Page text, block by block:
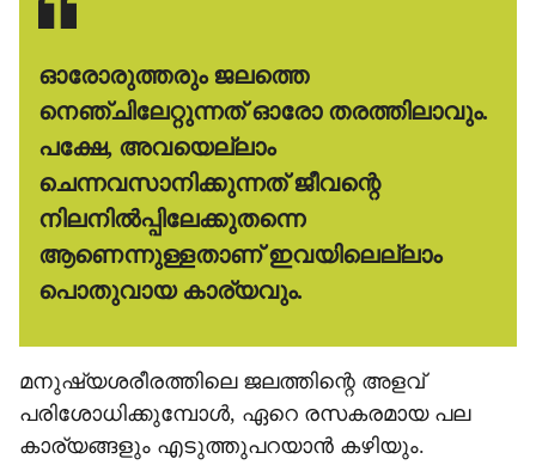
ഓരോരുത്തരും ജലത്തെ
നെഞ്ചിലേറ്റുന്നത് ഓരോ തരത്തിലാവും.
പക്ഷേ, അവയെല്ലാം
ചെന്നവസാനിക്കുന്നത് ജീവന്റെ
നിലനില്‍പ്പിലേക്കുതന്നെ
ആണെന്നുള്ളതാണ് ഇവയിലെല്ലാം
പൊതുവായ കാര്യവും.
മനുഷ്യശരീരത്തിലെ ജലത്തിന്റെ അളവ്
പരിശോധിക്കുമ്പോള്‍, ഏറെ രസകരമായ പല
കാര്യങ്ങളും എടുത്തുപറയാന്‍ കഴിയും.